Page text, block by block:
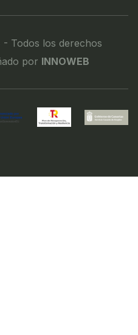
Todos los derechos
por INNOWEB